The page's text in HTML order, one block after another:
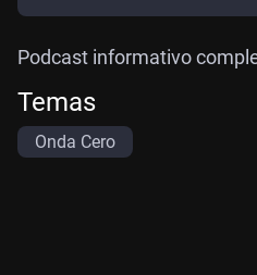
Podcast informativo
Temas
Onda Cero